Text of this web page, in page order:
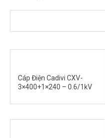
Cáp Điện Cadivi CXV-
3×400+1×240 – 0.6/1kV